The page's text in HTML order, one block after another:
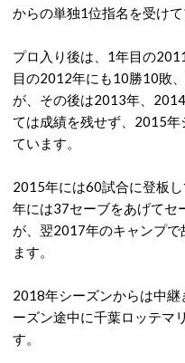
からの単独1位指名を受けて
プロ入り後は、1年目の
目の2012年にも10勝10敗
が、その後は2013年、
ては成績を残せず、2015年
ています。
2015年には60試合に登板
年には37セーブをあげてセ
が、翌2017年のキャンプ
ます。
2018年シーズンからは中
ーズン途中に千葉ロッテマ
す。